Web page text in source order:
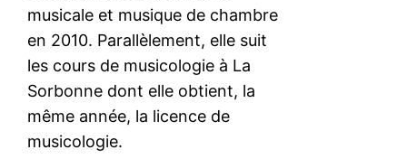
musicale et musique de chambre
en 2010. Parallèlement, elle suit
les cours de musicologie à La
Sorbonne dont elle obtient, la
même année, la licence de
musicologie.